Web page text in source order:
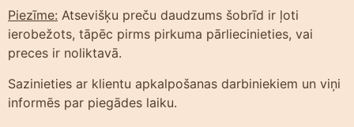
Piezīme: Atsevišķu preču daudzums šobrīd ir ļoti
ierobežots, tāpēc pirms pirkuma pārliecinieties, vai
preces ir noliktavā.
Sazinieties ar klientu apkalpošanas darbiniekiem un viņi
informēs par piegādes laiku.